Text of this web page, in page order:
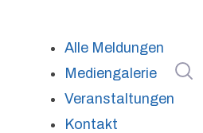
Alle Meldungen
Mediengalerie
Veranstaltungen
Kontakt